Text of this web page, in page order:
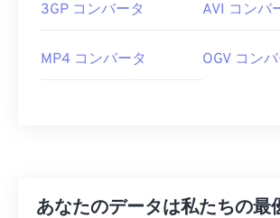
3GP コンバータ AVI コンバ
MP4 コンバータ OGV コン
あなたのデータは私たちの最